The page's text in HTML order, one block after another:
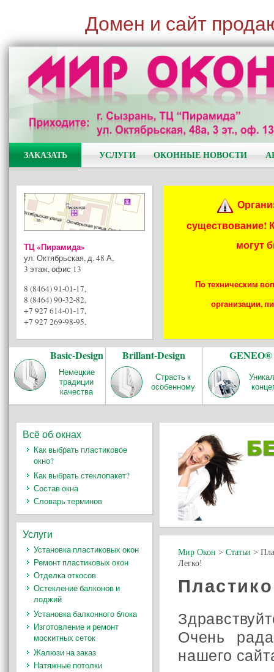
Домен и сайт
ЗАКАЗАТЬ УСЛУГИ ОКОННЫЕ НОВОСТИ
ТЦ «Пирамида»
ул. Октябрьская, д. 48 А,
3 этаж, офис 13
8 (8464) 91-01-17,
8 (8464) 90-32-82,
+7 927 614-01-17,
+7 927 269-98-95,
существование!
могут
По техническим
организации,
Basic-Design
Немецкие
традиции
качества
Brillant-Design
Страсть к
особенному
GENEO®
Мир Окон > Статьи >
Легко!
Очень
нашего
Всё об окнах
Как выбрать пластиковое
окно?
Как выбрать стеклопакет?
Состав окна
Словарь терминов
Услуги
Установка пластиковых окон
Ремонт пластиковых окон
Отделка откосов
Остекление балконов и
лоджий
Установка балконного блока
Изготовление и ремонт
москитных сеток
Жалюзи на заказ
Натяжные потолки